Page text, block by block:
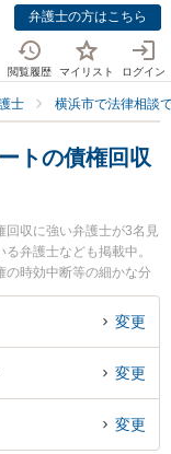
弁護士の方はこちら
閲覧履歴 マイリスト ログイン
士 横浜市で法律相談
トの債権回収
回収に強い弁護士が3名見
弁護士なども掲載中。
の時効中断等の細かな分
法律事務所の黒田 清彰弁
北ニュータウン法律事務
プライベートの債権回
たい』『初回相談無料で
都筑区内の弁護士に相
変更
変更
変更